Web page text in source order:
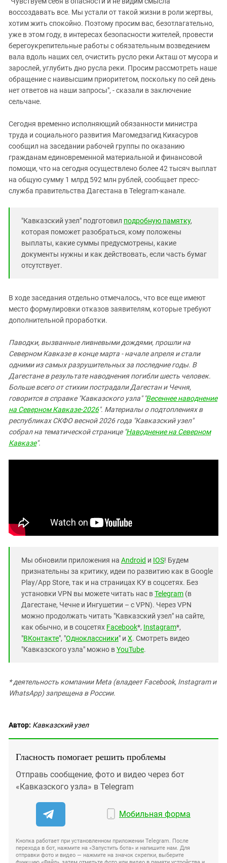
воссоздавать все. Мы устали от такой жизни в роли жертвы,
хотим жить спокойно. Поэтому просим вас, безотлагательно,
уже в этом году, в интересах безопасности жителей, провести
берегоукрепительные работы с обязательным возведением
вала вдоль наших сел, очистить русло реки Акташ от мусора и
зарослей, углубить дно русла реки. Просим рассмотреть наше
обращение с наивысшим приоритетом, поскольку по сей день
нет ответов на наши запросы", - сказали в заключение
сельчане.
Сегодня временно исполняющий обязанности министра
труда и социального развития Магомедзагид Кихасуров
сообщил на заседании рабочей группы по оказанию
гражданам единовременной материальной и финансовой
помощи, что на сегодня осуществлено более 42 тысяч выплат
на общую сумму 1 млрд 592 млн рублей, сообщает пресс-
служба правительства Дагестана в Telegram-канале.
"Кавказский узел" подготовил подробную памятку,
которая поможет разобраться, кому положены
выплаты, какие суммы предусмотрены, какие
документы нужны и как действовать, если часть бумаг
отсутствует.
В ходе заседания отдельно отмечалось, что все еще имеют
место формулировки отказов заявителям, которые требуют
дополнительной проработки.
Паводки, вызванные ливневыми дождями, прошли на
Северном Кавказе в конце марта - начале апреля и стали
одними из самых разрушительных за последние годы. В
Дагестане в результате наводнения погибли шесть человек.
Больше всего от стихии пострадали Дагестан и Чечня,
говорится в справке "Кавказского узла" "Весеннее наводнение
на Северном Кавказе-2026". Материалы о подтоплениях в
республиках СКФО весной 2026 года "Кавказский узел"
собрал на тематической странице "Наводнение на Северном
Кавказе".
Мы обновили приложения на Android и IOS! Будем
признательны за критику, идеи по развитию как в Google
Play/App Store, так и на страницах КУ в соцсетях. Без
установки VPN вы можете читать нас вTelegram (в
Дагестане, Чечне и Ингушетии – с VPN). Через VPN
можно продолжать читать "Кавказский узел" на сайте,
как обычно, и в соцсетях Facebook*, Instagram*,
"ВКонтакте", "Одноклассники" и X. Смотреть видео
"Кавказского узла" можно вYouTube.
* деятельность компании Meta (владеет Facebook, Instagram и
WhatsApp) запрещена в России.
Автор: Кавказский узел
Гласность помогает решить проблемы
Отправь сообщение, фото и видео через бот
«Кавказского узла» в Telegram
Мобильная форма
Кнопка работает при установленном приложении Telegram. После
перехода в бот, нажмите на «Запустить бота» и напишите нам. Для
отправки фото и видео — нажмите на значок скрепки, выберите